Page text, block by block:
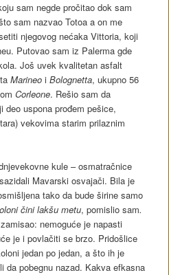
sam negde pročitao dok sam
sam nazvao Totoa a on me
njegovog nećaka Vittoria, koji
Putovao sam iz Palerma gde
Još uvek kvalitetan asfalt
Marineo i Bolognetta, ukupno 56
Corleone. Rešio sam da
deo uspona prođem pešice,
vekovima starim prilaznim
kule – osmatračnice
Mavarski osvajači. Bila je
tako da bude širine samo
čini lakšu metu, pomislio sam.
nemoguće je napasti
je i povlačiti se brzo. Pridošlice
jedan po jedan, a što ih je
da pobegnu nazad. Kakva efkasna